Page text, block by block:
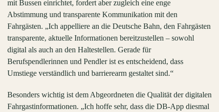
mit Bussen einrichtet, fordert aber zugleich eine enge
Abstimmung und transparente Kommunikation mit den
Fahrgästen. „Ich appelliere an die Deutsche Bahn, den Fahrgästen
transparente, aktuelle Informationen bereitzustellen – sowohl
digital als auch an den Haltestellen. Gerade für
Berufspendlerinnen und Pendler ist es entscheidend, dass
Umstiege verständlich und barrierearm gestaltet sind.“
Besonders wichtig ist dem Abgeordneten die Qualität der digitalen
Fahrgastinformationen. „Ich hoffe sehr, dass die DB-App diesmal